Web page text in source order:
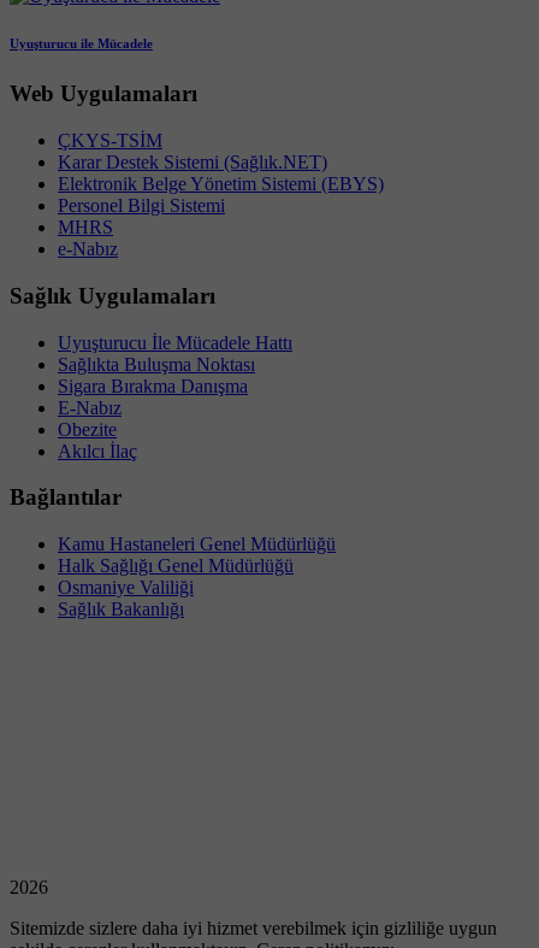
Uyuşturucu ile Mücadele
Web Uygulamaları
ÇKYS-TSİM
Karar Destek Sistemi (Sağlık.NET)
Elektronik Belge Yönetim Sistemi (EBYS)
Personel Bilgi Sistemi
MHRS
e-Nabız
Sağlık Uygulamaları
Uyuşturucu İle Mücadele Hattı
Sağlıkta Buluşma Noktası
Sigara Bırakma Danışma
E-Nabız
Obezite
Akılcı İlaç
Bağlantılar
Kamu Hastaneleri Genel Müdürlüğü
Halk Sağlığı Genel Müdürlüğü
Osmaniye Valiliği
Sağlık Bakanlığı
2026
Sitemizde sizlere daha iyi hizmet verebilmek için gizliliğe uygun